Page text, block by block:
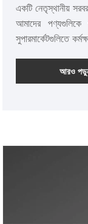
একটি নেতৃস্থানীয়
আমাদের
সুপারমার্কেটগুলিতে
কেনাকাটার অভিজ্ঞতা
আরও